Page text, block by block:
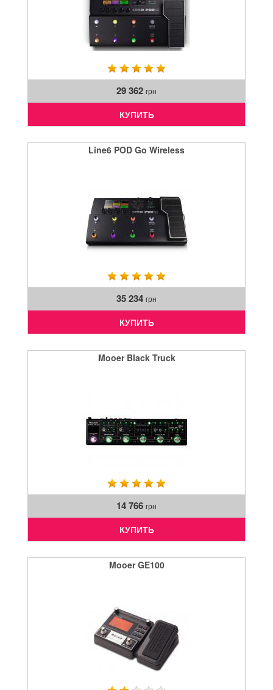
29 362 грн
КУПИТЬ
Line6 POD Go Wireless
35 234 грн
КУПИТЬ
Mooer Black Truck
14 766 грн
КУПИТЬ
Mooer GE100